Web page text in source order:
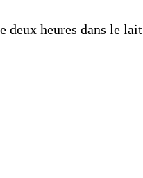
deux heures dans le lait